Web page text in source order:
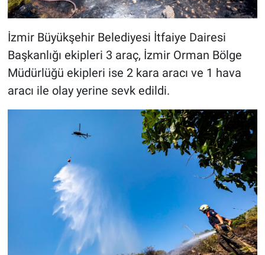
İzmir Büyükşehir Belediyesi İtfaiye Dairesi
Başkanlığı ekipleri 3 araç, İzmir Orman Bölge
Müdürlüğü ekipleri ise 2 kara aracı ve 1 hava
aracı ile olay yerine sevk edildi.